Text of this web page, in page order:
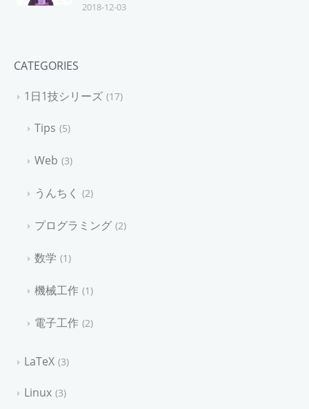
2018-12-03
CATEGORIES
1日1技シリーズ 17
Tips 5
Web 3
うんちく 2
プログラミング 2
数学 1
機械工作 1
電子工作 2
LaTeX 3
Linux 3